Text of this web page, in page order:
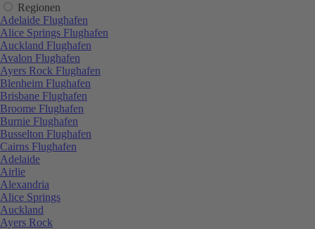
Regionen
Adelaide Flughafen
Alice Springs Flughafen
Auckland Flughafen
Avalon Flughafen
Ayers Rock Flughafen
Blenheim Flughafen
Brisbane Flughafen
Broome Flughafen
Burnie Flughafen
Busselton Flughafen
Cairns Flughafen
Adelaide
Airlie
Alexandria
Alice Springs
Auckland
Ayers Rock